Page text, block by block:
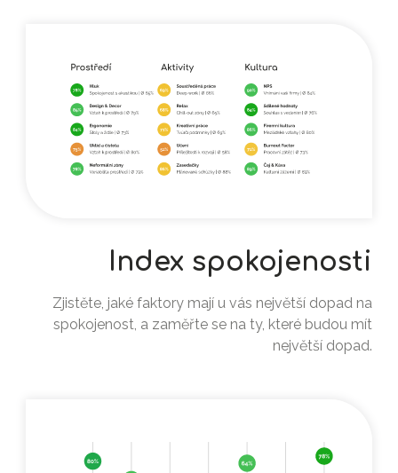
Index spokojenosti
Zjistěte, jaké faktory mají u vás největší dopad na
spokojenost, a zaměřte se na ty, které budou mít
největší dopad.